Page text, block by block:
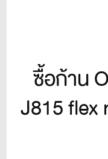
ซื้อก้าน
J815 flex